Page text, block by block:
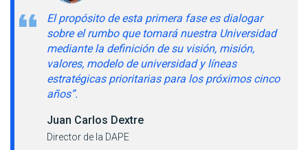
El propósito de esta primera fase es dialogar
sobre el rumbo que tomará nuestra Universidad
mediante la definición de su visión, misión,
valores, modelo de universidad y líneas
estratégicas prioritarias para los próximos cinco
años”.
Juan Carlos Dextre
Director de la DAPE